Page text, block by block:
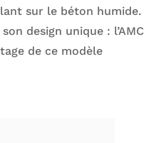
sur le béton humide.
design unique : l’AMC
de ce modèle